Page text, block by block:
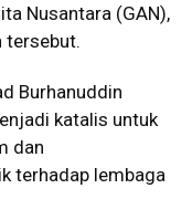
Nusantara (GAN),
tersebut.
Burhanuddin
katalis untuk
dan
terhadap lembaga